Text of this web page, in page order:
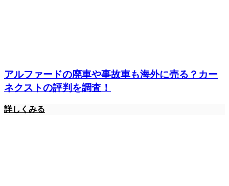
アルファードの廃車や事故車も海外に売る？カー
ネクストの評判を調査！
詳しくみる